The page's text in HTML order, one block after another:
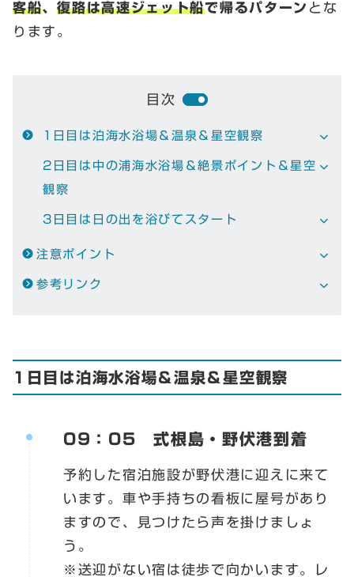
客船、復路は高速ジェット船で帰るパターン とな
ります。
目次
1日目は泊海水浴場＆温泉＆星空観察
2日目は中の浦海水浴場＆絶景ポイント＆星空
観察
3日目は日の出を浴びてスタート
注意ポイント
参考リンク
1日目は泊海水浴場＆温泉＆星空観察
09：05 式根島・野伏港到着
予約した宿泊施設が野伏港に迎えに来て
います。車や手持ちの看板に屋号があり
ますので、見つけたら声を掛けましょ
う。
※送迎がない宿は徒歩で向かいます。レ